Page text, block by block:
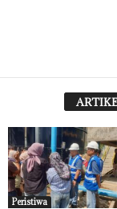
Peristiwa